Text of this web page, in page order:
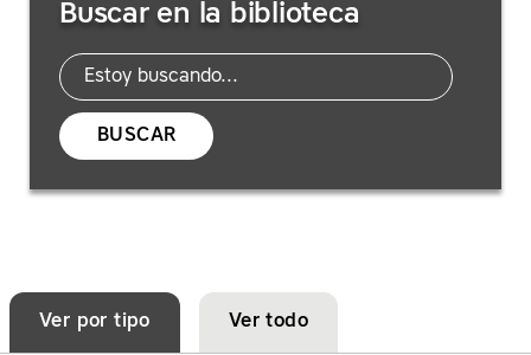
Buscar en la biblioteca
recursos
BUSCAR
Ver por tipo Ver todo